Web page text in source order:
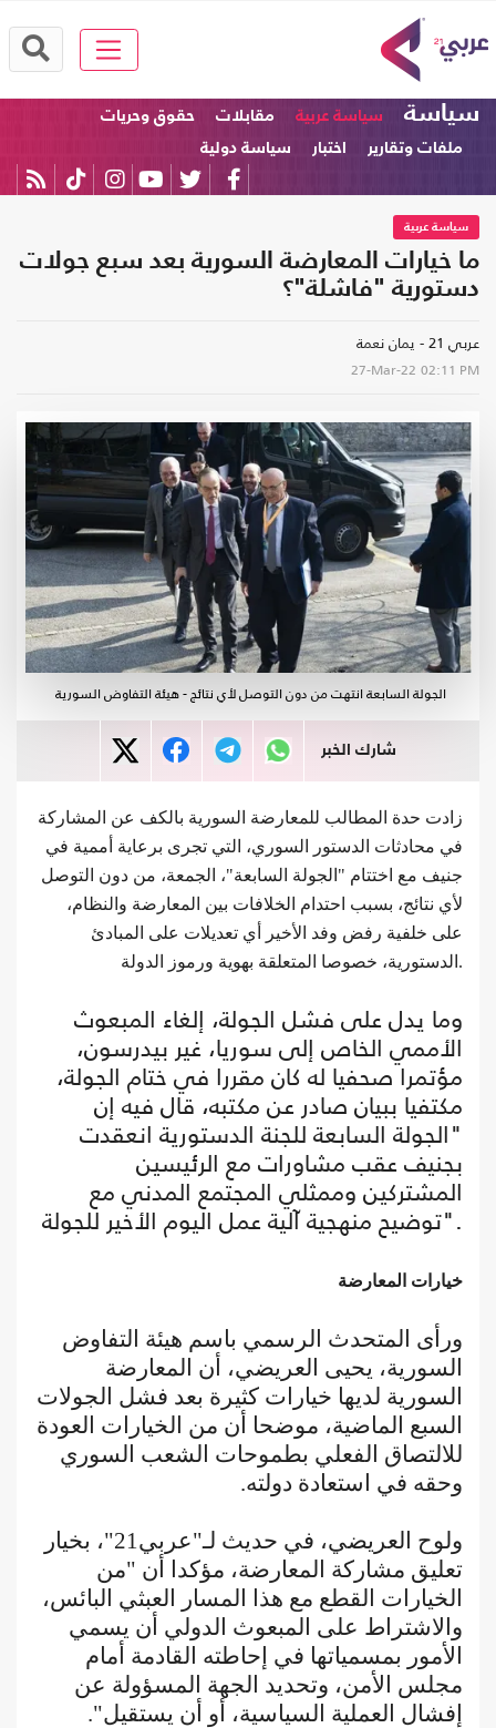
سياسة سياسة عربية مقابلات
حقوق وحريات
ملفات وتقارير
اختبار سياسة دولية
سياسة عربية
ما خيارات المعارضة السورية بعد سبع جولات
دستورية "فاشلة"؟
عربي 21 - يمان نعمة
27-Mar-22 02:11 PM
الجولة السابعة انتهت من دون التوصل لأي نتائج - هيئة التفاوض السورية
شارك الخبر
زادت حدة المطالب للمعارضة السورية بالكف عن المشاركة
في محادثات الدستور السوري، التي تجرى برعاية أممية في
جنيف مع اختتام "الجولة السابعة"، الجمعة، من دون التوصل
لأي نتائج، بسبب احتدام الخلافات بين المعارضة والنظام،
على خلفية رفض وفد الأخير أي تعديلات على المبادئ
الدستورية، خصوصا المتعلقة بهوية ورموز الدولة.
وما يدل على فشل الجولة، إلغاء المبعوث
الأممي الخاص إلى سوريا، غير بيدرسون،
مؤتمرا صحفيا له كان مقررا في ختام الجولة،
مكتفيا ببيان صادر عن مكتبه، قال فيه إن
"الجولة السابعة للجنة الدستورية انعقدت
بجنيف عقب مشاورات مع الرئيسين
المشتركين وممثلي المجتمع المدني مع
توضيح منهجية آلية عمل اليوم الأخير للجولة".
خيارات المعارضة
ورأى المتحدث الرسمي باسم هيئة التفاوض
السورية، يحيى العريضي، أن المعارضة
السورية لديها خيارات كثيرة بعد فشل الجولات
السبع الماضية، موضحا أن من الخيارات العودة
للالتصاق الفعلي بطموحات الشعب السوري
وحقه في استعادة دولته.
ولوح العريضي، في حديث لـ"عربي21"، بخيار
تعليق مشاركة المعارضة، مؤكدا أن "من
الخيارات القطع مع هذا المسار العبثي البائس،
والاشتراط على المبعوث الدولي أن يسمي
الأمور بمسمياتها في إحاطته القادمة أمام
مجلس الأمن، وتحديد الجهة المسؤولة عن
إفشال العملية السياسية، أو أن يستقيل".